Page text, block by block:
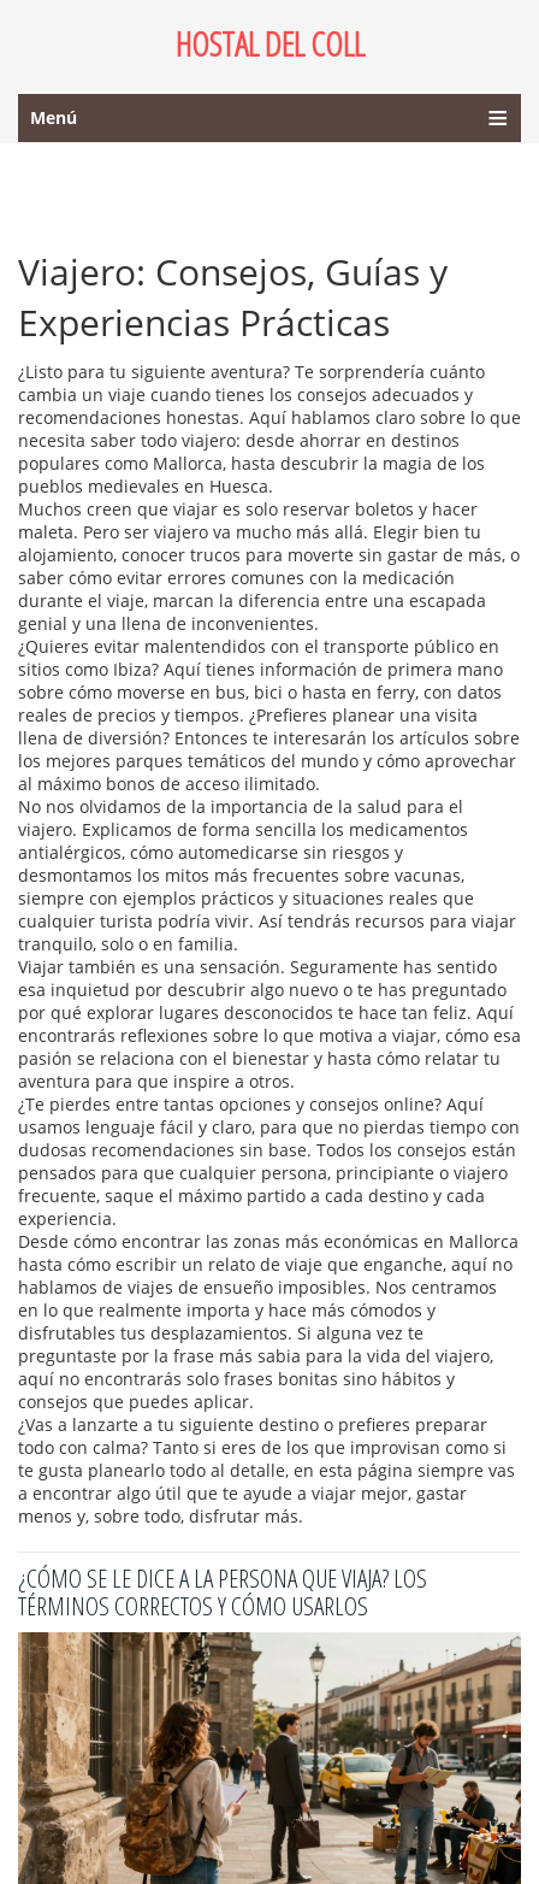
HOSTAL DEL COLL
Menú
Viajero: Consejos, Guías y
Experiencias Prácticas
¿Listo para tu siguiente aventura? Te sorprendería cuánto
cambia un viaje cuando tienes los consejos adecuados y
recomendaciones honestas. Aquí hablamos claro sobre lo que
necesita saber todo viajero: desde ahorrar en destinos
populares como Mallorca, hasta descubrir la magia de los
pueblos medievales en Huesca.
Muchos creen que viajar es solo reservar boletos y hacer
maleta. Pero ser viajero va mucho más allá. Elegir bien tu
alojamiento, conocer trucos para moverte sin gastar de más, o
saber cómo evitar errores comunes con la medicación
durante el viaje, marcan la diferencia entre una escapada
genial y una llena de inconvenientes.
¿Quieres evitar malentendidos con el transporte público en
sitios como Ibiza? Aquí tienes información de primera mano
sobre cómo moverse en bus, bici o hasta en ferry, con datos
reales de precios y tiempos. ¿Prefieres planear una visita
llena de diversión? Entonces te interesarán los artículos sobre
los mejores parques temáticos del mundo y cómo aprovechar
al máximo bonos de acceso ilimitado.
No nos olvidamos de la importancia de la salud para el
viajero. Explicamos de forma sencilla los medicamentos
antialérgicos, cómo automedicarse sin riesgos y
desmontamos los mitos más frecuentes sobre vacunas,
siempre con ejemplos prácticos y situaciones reales que
cualquier turista podría vivir. Así tendrás recursos para viajar
tranquilo, solo o en familia.
Viajar también es una sensación. Seguramente has sentido
esa inquietud por descubrir algo nuevo o te has preguntado
por qué explorar lugares desconocidos te hace tan feliz. Aquí
encontrarás reflexiones sobre lo que motiva a viajar, cómo esa
pasión se relaciona con el bienestar y hasta cómo relatar tu
aventura para que inspire a otros.
¿Te pierdes entre tantas opciones y consejos online? Aquí
usamos lenguaje fácil y claro, para que no pierdas tiempo con
dudosas recomendaciones sin base. Todos los consejos están
pensados para que cualquier persona, principiante o viajero
frecuente, saque el máximo partido a cada destino y cada
experiencia.
Desde cómo encontrar las zonas más económicas en Mallorca
hasta cómo escribir un relato de viaje que enganche, aquí no
hablamos de viajes de ensueño imposibles. Nos centramos
en lo que realmente importa y hace más cómodos y
disfrutables tus desplazamientos. Si alguna vez te
preguntaste por la frase más sabia para la vida del viajero,
aquí no encontrarás solo frases bonitas sino hábitos y
consejos que puedes aplicar.
¿Vas a lanzarte a tu siguiente destino o prefieres preparar
todo con calma? Tanto si eres de los que improvisan como si
te gusta planearlo todo al detalle, en esta página siempre vas
a encontrar algo útil que te ayude a viajar mejor, gastar
menos y, sobre todo, disfrutar más.
¿CÓMO SE LE DICE A LA PERSONA QUE VIAJA? LOS
TÉRMINOS CORRECTOS Y CÓMO USARLOS